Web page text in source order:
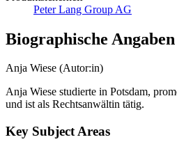
Peter Lang Group AG
Biographische Angaben
Anja Wiese (Autor:in)
Anja Wiese studierte in Potsdam,
und ist als Rechtsanwältin tätig.
Key Subject Areas